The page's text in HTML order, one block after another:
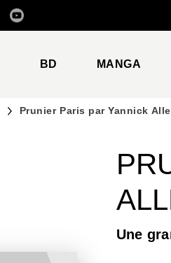
CONTENU
BD MANGA
Prunier Paris par Yannick
Une